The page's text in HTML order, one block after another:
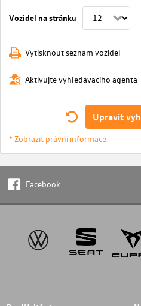
Vozidel na stránku
Vytisknout seznam vozidel
Aktivujte vyhledávacího agenta
Upravit
* Zobrazit právní informace
Facebook